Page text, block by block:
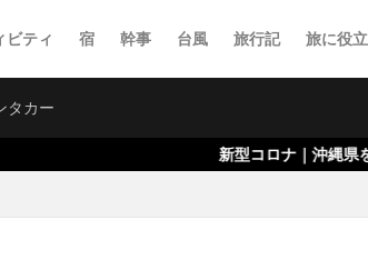
ビティ 宿 幹事 台風 旅行記 旅に役
タカー
新型コロナ｜沖縄県を訪れる方々